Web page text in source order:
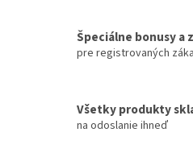
Špeciálne bonusy a
pre registrovaných
Všetky produkty
na odoslanie ihneď